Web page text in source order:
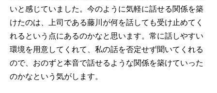
いと感じていました。今のように気軽に話せる関係を築
けたのは、上司である藤川が何を話しても受け止めてく
れるという点にあるのかなと思います。常に話しやすい
環境を用意してくれて、私の話を否定せず聞いてくれる
ので、おのずと本音で話せるような関係を築けていった
のかなという気がします。